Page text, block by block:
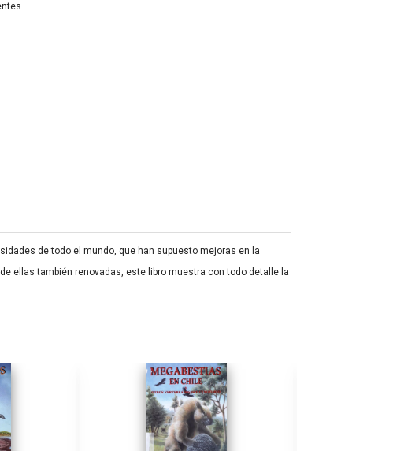
de todo el mundo, que han supuesto mejoras en la
ellas también renovadas, este libro muestra con todo detalle la